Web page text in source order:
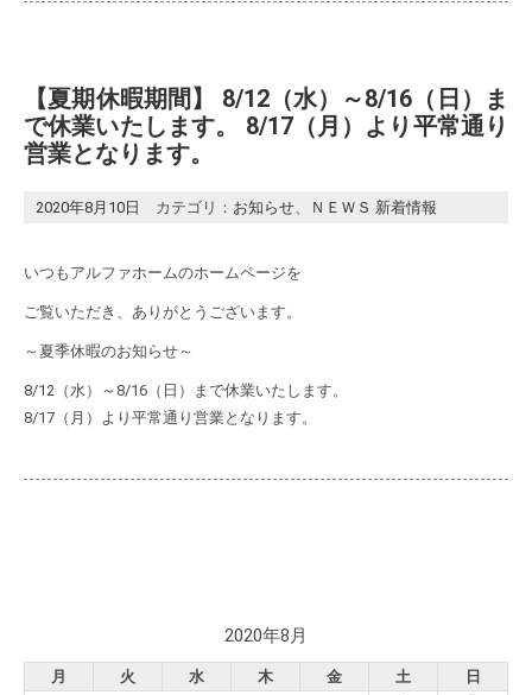
【夏期休暇期間】 8/12（水）～8/16（日）ま
で休業いたします。 8/17（月）より平常通り
営業となります。
2020年8月10日 カテゴリ： お知らせ、 ＮＥＷＳ 新着情報
いつもアルファホームのホームページを
ご覧いただき、ありがとうございます。
～夏季休暇のお知らせ～
8/12（水）～8/16（日）まで休業いたします。
8/17（月）より平常通り営業となります。
2020年8月
月 火 水 木 金 土 日